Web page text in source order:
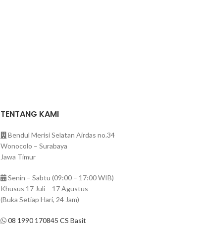
TENTANG KAMI
Bendul Merisi Selatan Airdas no.34
Wonocolo – Surabaya
Jawa Timur
Senin – Sabtu (09:00 – 17:00 WIB)
Khusus 17 Juli – 17 Agustus
(Buka Setiap Hari, 24 Jam)
08 1990 170845 CS Basit